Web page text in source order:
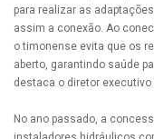
para realizar as
assim a conexão. Ao
o timonense evita que os
aberto, garantindo saúde
destaca o diretor executivo
No ano passado, a